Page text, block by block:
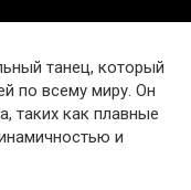
танец, который
по всему миру. Он
таких как плавные
и